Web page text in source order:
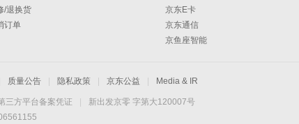
/退换货
订单
京东E卡
京东通信
京鱼座智能
质量公告 隐私政策 京东公益 Media & IR
三方平台备案凭证
新出发京零 字第大120007号